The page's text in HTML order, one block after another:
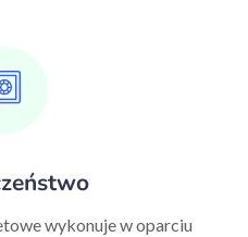
wykonuje w oparciu